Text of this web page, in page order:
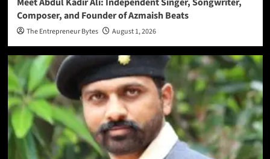
Composer, and Founder of Azmaish Beats
The Entrepreneur Bytes August 1, 2026